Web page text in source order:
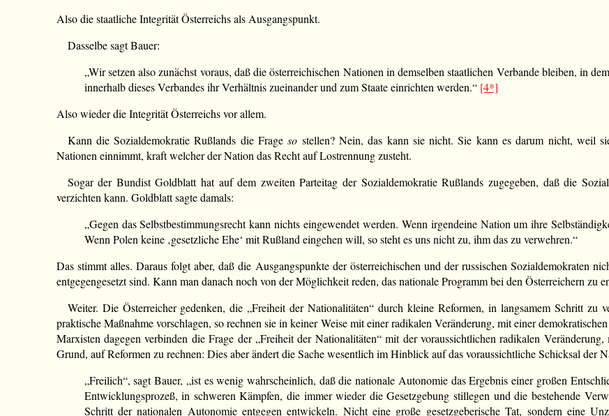
Also die staatliche Integrität Österreichs als Ausgangspunkt.
Dasselbe sagt Bauer:
„Wir setzen also zunächst voraus, daß die österreichischen Nationen in demselben staatlichen Verbande bleiben, in
innerhalb dieses Verbandes ihr Verhältnis zueinander und zum Staate einrichten werden.“ [4*]
Also wieder die Integrität Österreichs vor allem.
Kann die Sozialdemokratie Rußlands die Frageso stellen? Nein, das kann sie nicht. Sie kann es darum nicht, weil
Nationen einnimmt, kraft welcher der Nation das Recht auf Lostrennung zusteht.
Sogar der Bundist Goldblatt hat auf dem zweiten Parteitag der Sozialdemokratie Rußlands zugegeben, daß die
verzichten kann. Goldblatt sagte damals:
„Gegen das Selbstbestimmungsrecht kann nichts eingewendet werden. Wenn irgendeine Nation um ihre
Wenn Polen keine ‚gesetzliche Ehe‘ mit Rußland eingehen will, so steht es uns nicht zu, ihm das zu verwehren.“
Das stimmt alles. Daraus folgt aber, daß die Ausgangspunkte der österreichischen und der russischen Sozialdemokraten
entgegengesetzt sind. Kann man danach noch von der Möglichkeit reden, das nationale Programm bei den Österreichern zu
Weiter. Die Österreicher gedenken, die „Freiheit der Nationalitäten“ durch kleine Reformen, in langsamem Schritt
praktische Maßnahme vorschlagen, so rechnen sie in keiner Weise mit einer radikalen Veränderung, mit einer
Marxisten dagegen verbinden die Frage der „Freiheit der Nationalitäten“ mit der voraussichtlichen radikalen
Grund, auf Reformen zu rechnen: Dies aber ändert die Sache wesentlich im Hinblick auf das voraussichtliche Schicksal der
„Freilich“, sagt Bauer, „ist es wenig wahrscheinlich, daß die nationale Autonomie das Ergebnis einer großen
Entwicklungsprozeß, in schweren Kämpfen, die immer wieder die Gesetzgebung stillegen und die bestehende
Schritt der nationalen Autonomie entgegen entwickeln. Nicht eine große gesetzgeberische Tat, sondern eine